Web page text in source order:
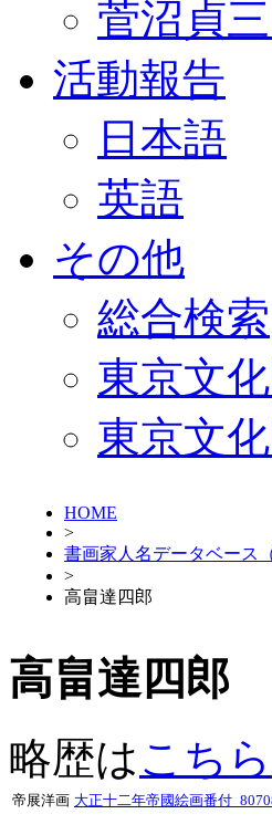
菅沼貞
活動報告
日本語
英語
その他
総合検索
東京文
東京文
HOME
>
書画家人名データベース
>
高畠達四郎
高畠達四郎
略歴はこちら
帝展洋画 大正十二年帝國絵画番付